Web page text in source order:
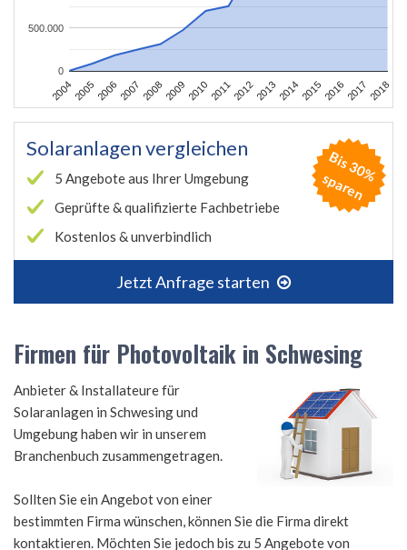
2004200520062007 2008200920102011201220132014201520162017 2018
0
500.000
Solaranlagen vergleichen
5 Angebote aus Ihrer Umgebung
Geprüfte & qualifizierte Fachbetriebe
Kostenlos & unverbindlich
Jetzt Anfrage starten
B
is
3
0
%
s
p
a
r
e
n
Firmen für Photovoltaik in Schwesing
Anbieter & Installateure für
Solaranlagen in Schwesing und
Umgebung haben wir in unserem
Branchenbuch zusammengetragen.
Sollten Sie ein Angebot von einer
bestimmten Firma wünschen, können Sie die Firma direkt
kontaktieren. Möchten Sie jedoch bis zu 5 Angebote von